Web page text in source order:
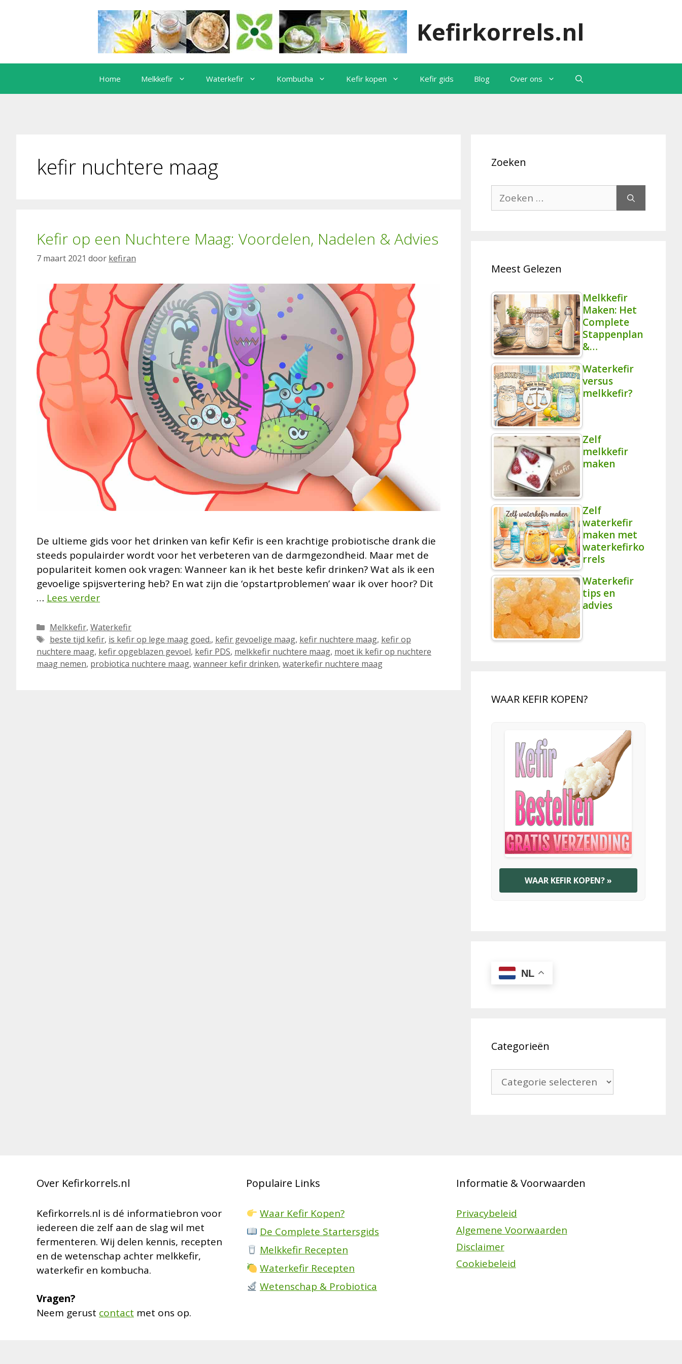
Kefirkorrels.nl
Home Melkkefir Waterkefir Kombucha Kefir kopen Kefir gids Blog Over ons
kefir nuchtere maag
Kefir op een Nuchtere Maag: Voordelen, Nadelen & Advies
7 maart 2021 door kefiran
De ultieme gids voor het drinken van kefir Kefir is een krachtige probiotische drank die
steeds populairder wordt voor het verbeteren van de darmgezondheid. Maar met de
populariteit komen ook vragen: Wanneer kan ik het beste kefir drinken? Wat als ik een
gevoelige spijsvertering heb? En wat zijn die ‘opstartproblemen’ waar ik over hoor? Dit
… Lees verder
Categorieën
Melkkefir, Waterkefir
Tags
beste tijd kefir, is kefir op lege maag goed., kefir gevoelige maag, kefir nuchtere maag, kefir op
nuchtere maag, kefir opgeblazen gevoel, kefir PDS, melkkefir nuchtere maag, moet ik kefir op nuchtere
maag nemen, probiotica nuchtere maag, wanneer kefir drinken, waterkefir nuchtere maag
Zoeken
Zoek
naar:
Meest Gelezen
Melkkefir
Maken: Het
Complete
Stappenplan
&…
Waterkefir
versus
melkkefir?
Zelf
melkkefir
maken
Zelf
waterkefir
maken met
waterkefirko
rrels
Waterkefir
tips en
advies
WAAR KEFIR KOPEN?
WAAR KEFIR KOPEN? »
NL
Categorieën
Categorieën
Over Kefirkorrels.nl
Kefirkorrels.nl is dé informatiebron voor
iedereen die zelf aan de slag wil met
fermenteren. Wij delen kennis, recepten
en de wetenschap achter melkkefir,
waterkefir en kombucha.
Vragen?
Neem gerust contact met ons op.
Populaire Links
Waar Kefir Kopen?
De Complete Startersgids
Melkkefir Recepten
Waterkefir Recepten
Wetenschap & Probiotica
Informatie & Voorwaarden
Privacybeleid
Algemene Voorwaarden
Disclaimer
Cookiebeleid